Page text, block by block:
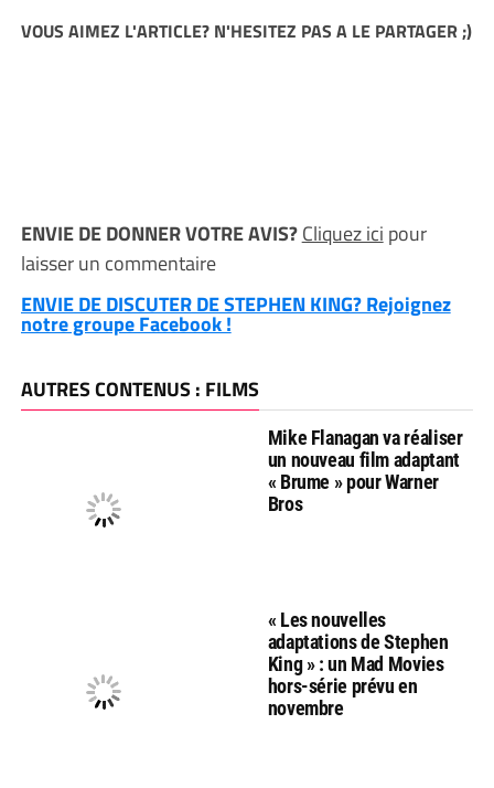
VOUS AIMEZ L'ARTICLE? N'HESITEZ PAS A LE PARTAGER ;)
ENVIE DE DONNER VOTRE AVIS?Cliquez ici pour
laisser un commentaire
ENVIE DE DISCUTER DE STEPHEN KING? Rejoignez
notre groupe Facebook !
AUTRES CONTENUS : FILMS
Mike Flanagan va réaliser
un nouveau film adaptant
« Brume » pour Warner
Bros
« Les nouvelles
adaptations de Stephen
King » : un Mad Movies
hors-série prévu en
novembre